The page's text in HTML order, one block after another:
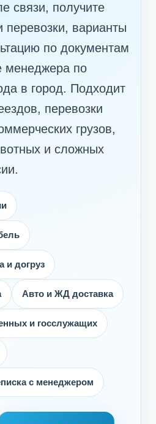
связи, получите
перевозки, варианты
по документам
менеджера по
в город. Подходит
перевозки
грузов,
и сложных
и догруз
Авто и ЖД доставка
и госслужащих
с менеджером